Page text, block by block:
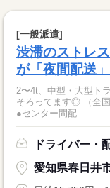
[一般派遣]
渋滞のストレ
が「夜間配送」
2〜4t、中型・大型ト
そろってます◎ （全国に3万
●センター間配...
ドライバー・
愛知県春日井